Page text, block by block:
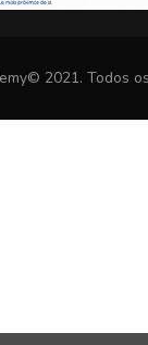
2021. Todos